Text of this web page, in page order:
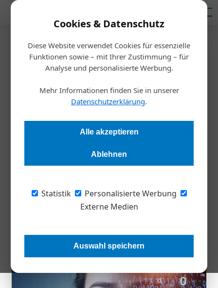
Cookies & Datenschutz
Diese Website verwendet Cookies für essenzielle
Funktionen sowie – mit Ihrer Zustimmung – für
Analyse und personalisierte Werbung.
Mehr Informationen finden Sie in unserer
Datenschutzerklärung.
Alle akzeptieren
Ablehnen
Statistik
Personalisierte Werbung
Externe Medien
Auswahl speichern
Startseite/Ausbildung
Veranstaltung
Nachhaltigkeit in der
Digitalisierung
Redaktion Die Wirtschaft
Digitalisierung und Nachhaltigkeit werden in Unternehmen
Circle „Nachhaltigkeit in der Digitalisierung“ schafft respACT
einen Rahmen für den fachlichen Austausch zu Chancen,